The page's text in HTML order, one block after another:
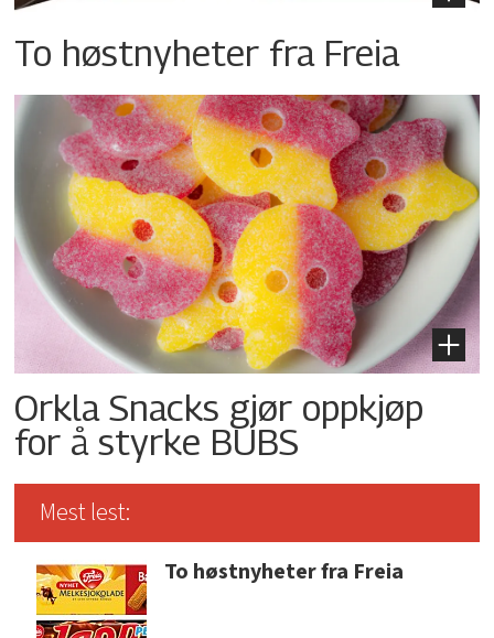
To høstnyheter fra Freia
Orkla Snacks gjør oppkjøp
for å styrke BUBS
Mest lest:
To høstnyheter fra Freia